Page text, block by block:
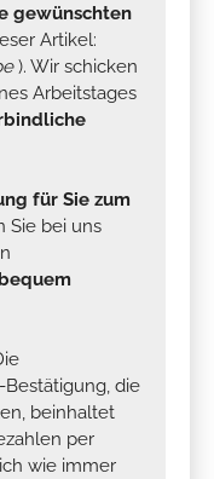
gewünschten
Artikel:
). Wir schicken
Arbeitstages
für Sie zum
Sie bei uns
bequem
die
beinhaltet
per
wie immer